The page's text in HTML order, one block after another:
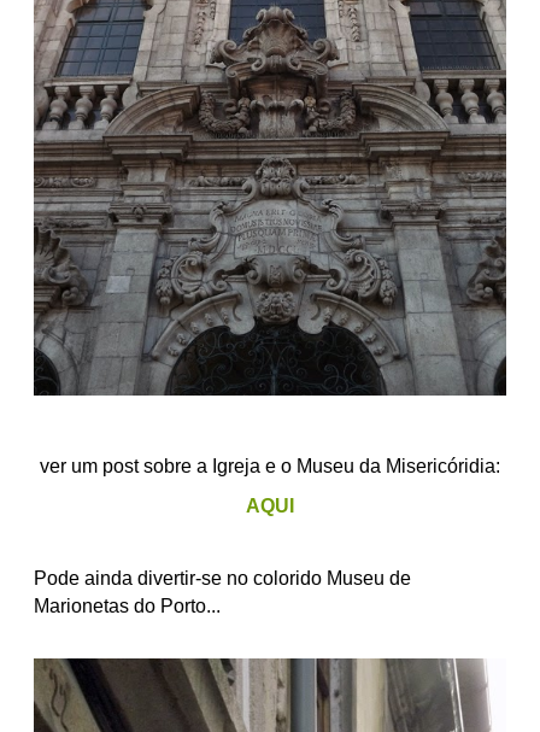
ver um post sobre a Igreja e o Museu da Misericóridia:
AQUI
Pode ainda divertir-se no colorido Museu de
Marionetas do Porto...